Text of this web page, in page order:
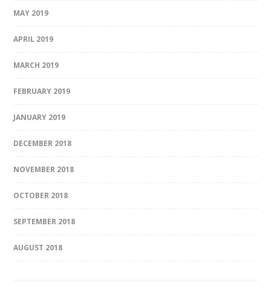
MAY 2019
APRIL 2019
MARCH 2019
FEBRUARY 2019
JANUARY 2019
DECEMBER 2018
NOVEMBER 2018
OCTOBER 2018
SEPTEMBER 2018
AUGUST 2018